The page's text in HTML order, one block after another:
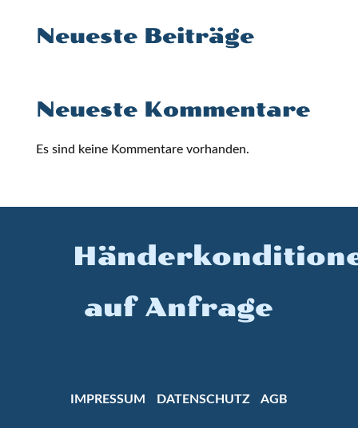
Neueste Beiträge
Neueste Kommentare
Es sind keine Kommentare vorhanden.
auf Anfrage
IMPRESSUM DATENSCHUTZ AGB